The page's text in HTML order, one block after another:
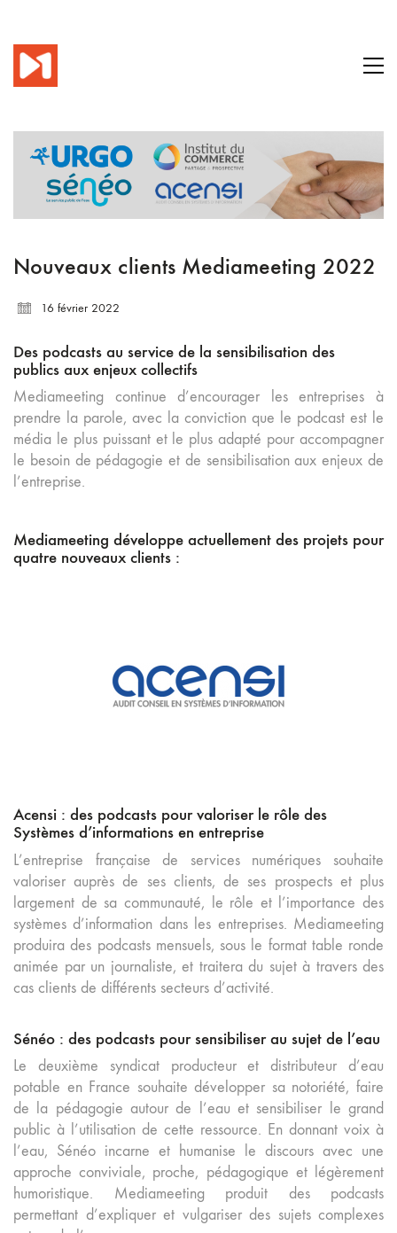
Nouveaux clients Mediameeting 2022
16 février 2022
Des podcasts au service de la sensibilisation des
publics aux enjeux collectifs
Mediameeting continue d’encourager les entreprises à
prendre la parole, avec la conviction que le podcast est le
média le plus puissant et le plus adapté pour accompagner
le besoin de pédagogie et de sensibilisation aux enjeux de
l’entreprise.
Mediameeting développe actuellement des projets pour
quatre nouveaux clients :
Acensi : des podcasts pour valoriser le rôle des
Systèmes d’informations en entreprise
L’entreprise française de services numériques souhaite
valoriser auprès de ses clients, de ses prospects et plus
largement de sa communauté, le rôle et l’importance des
systèmes d’information dans les entreprises. Mediameeting
produira des podcasts mensuels, sous le format table ronde
animée par un journaliste, et traitera du sujet à travers des
cas clients de différents secteurs d’activité.
Sénéo : des podcasts pour sensibiliser au sujet de l’eau
Le deuxième syndicat producteur et distributeur d’eau
potable en France souhaite développer sa notoriété, faire
de la pédagogie autour de l’eau et sensibiliser le grand
public à l’utilisation de cette ressource. En donnant voix à
l’eau, Sénéo incarne et humanise le discours avec une
approche conviviale, proche, pédagogique et légèrement
humoristique. Mediameeting produit des podcasts
permettant d’expliquer et vulgariser des sujets complexes